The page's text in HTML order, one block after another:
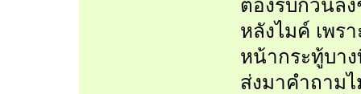
ต้องรบกวนล
หลังไมค์ เพร
หน้ากระทู้บา
ส่งมาคำถาม